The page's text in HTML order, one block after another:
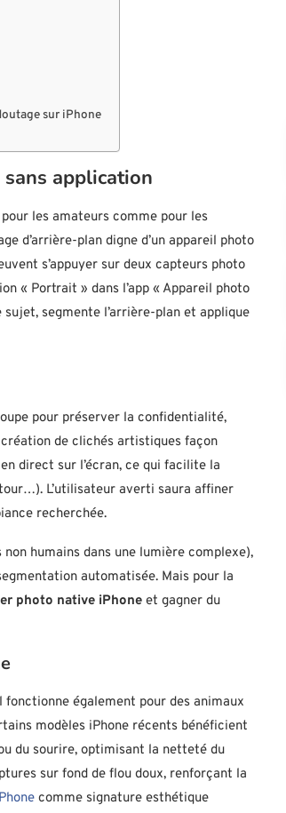
sur iPhone
application
les amateurs comme pour les
d’arrière-plan digne d’un appareil photo
s’appuyer sur deux capteurs photo
« Portrait » dans l’app « Appareil photo
segmente l’arrière-plan et applique
pour préserver la confidentialité,
de clichés artistiques façon
direct sur l’écran, ce qui facilite la
L’utilisateur averti saura affiner
recherchée.
humains dans une lumière complexe),
automatisée. Mais pour la
photo native iPhone et gagner du
également pour des animaux
modèles iPhone récents bénéficient
du sourire, optimisant la netteté du
sur fond de flou doux, renforçant la
comme signature esthétique